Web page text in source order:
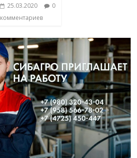
25.03.2020
0
комментариев